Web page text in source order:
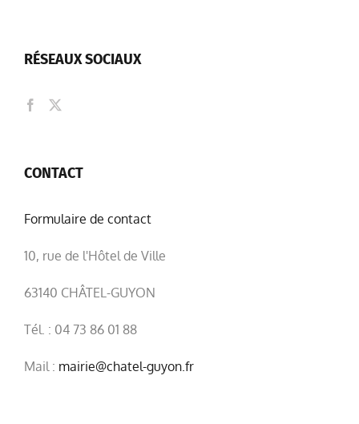
RÉSEAUX SOCIAUX
CONTACT
Formulaire de contact
10, rue de l'Hôtel de Ville
63140 CHÂTEL-GUYON
Tél. : 04 73 86 01 88
Mail : mairie@chatel-guyon.fr